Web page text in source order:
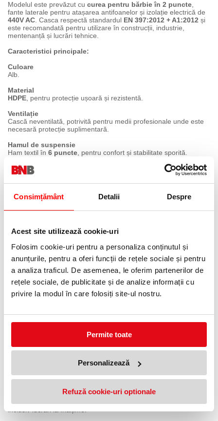
Consimțământ Detalii Despre
Acest site utilizează cookie-uri
Folosim cookie-uri pentru a personaliza conținutul și
anunțurile, pentru a oferi funcții de rețele sociale și pentru
a analiza traficul. De asemenea, le oferim partenerilor de
rețele sociale, de publicitate și de analize informații cu
privire la modul în care folosiți site-ul nostru.
Permite toate
Personalizează
Refuză cookie-uri optionale
Modelul este prevăzut cu curea pentru bărbie în 2 puncte,
fante laterale pentru atașarea antifoanelor și izolație electrică de
440V AC. Casca respectă standardul EN 397:2012 + A1:2012 și
este recomandată pentru utilizare în construcții, industrie,
mentenanță și lucrări tehnice.
Caracteristici principale:
Culoare
Alb.
Material
HDPE, pentru protecție ușoară și rezistentă.
Ventilație
Cască neventilată, potrivită pentru medii profesionale unde este
necesară protecție suplimentară.
Hamul de suspensie
Ham textil în 6 puncte, pentru confort și stabilitate sporită.
Reglare dimensiune
Sistem de reglare cu rotiță, pentru ajustare rapidă și fixare
confortabilă.
Dimensiune reglabilă
Curea pentru bărbie în2 puncte, inclusă.
Compatibilitate accesorii
on.
Izolație electrică de440V AC.
Greutate
Standard
2.06 kg CO2e.
Recomandată pentru protecția capului în activități profesionale,
inclusiv lucrări la înălțime.